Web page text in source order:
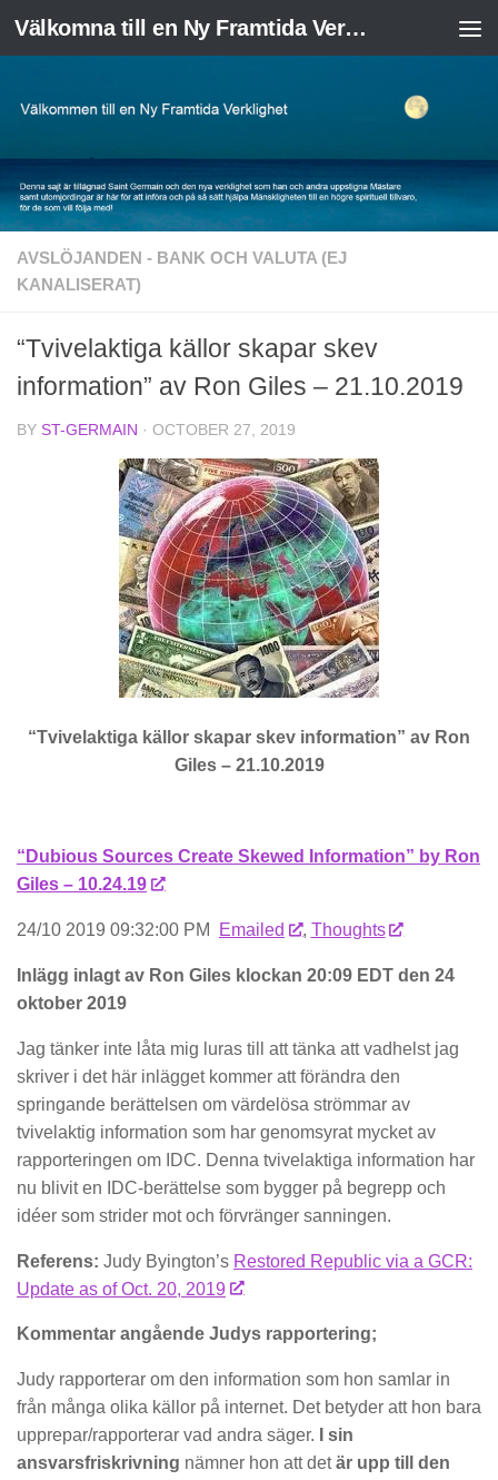
Skip to content Välkomna till en Ny Framtida Verklighet
AVSLÖJANDEN - BANK OCH VALUTA (EJ
KANALISERAT)
“Tvivelaktiga källor skapar skev
information” av Ron Giles – 21.10.2019
BY ST-GERMAIN · OCTOBER 27, 2019
“Tvivelaktiga källor skapar skev information” av Ron
Giles – 21.10.2019
“Dubious Sources Create Skewed Information” by Ron
Giles – 10.24.19
24/10 2019 09:32:00 PM Emailed , Thoughts
Inlägg inlagt av Ron Giles klockan 20:09 EDT den 24
oktober 2019
Jag tänker inte låta mig luras till att tänka att vadhelst jag
skriver i det här inlägget kommer att förändra den
springande berättelsen om värdelösa strömmar av
tvivelaktig information som har genomsyrat mycket av
rapporteringen om IDC. Denna tvivelaktiga information har
nu blivit en IDC-berättelse som bygger på begrepp och
idéer som strider mot och förvränger sanningen.
Referens: Judy Byington’s Restored Republic via a GCR:
Update as of Oct. 20, 2019
Kommentar angående Judys rapportering;
Judy rapporterar om den information som hon samlar in
från många olika källor på internet. Det betyder att hon bara
upprepar/rapporterar vad andra säger.
I sin
ansvarsfriskrivning nämner hon att detär upp till den